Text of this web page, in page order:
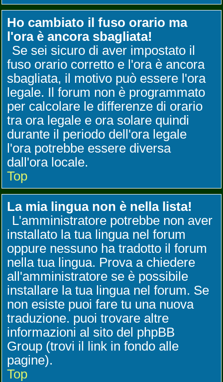
Ho cambiato il fuso orario ma
l'ora è ancora sbagliata!
Se sei sicuro di aver impostato il
fuso orario corretto e l'ora è ancora
sbagliata, il motivo può essere l'ora
legale. Il forum non è programmato
per calcolare le differenze di orario
tra ora legale e ora solare quindi
durante il periodo dell'ora legale
l'ora potrebbe essere diversa
dall'ora locale.
Top
La mia lingua non è nella lista!
L'amministratore potrebbe non aver
installato la tua lingua nel forum
oppure nessuno ha tradotto il forum
nella tua lingua. Prova a chiedere
all'amministratore se è possibile
installare la tua lingua nel forum. Se
non esiste puoi fare tu una nuova
traduzione. puoi trovare altre
informazioni al sito del phpBB
Group (trovi il link in fondo alle
pagine).
Top